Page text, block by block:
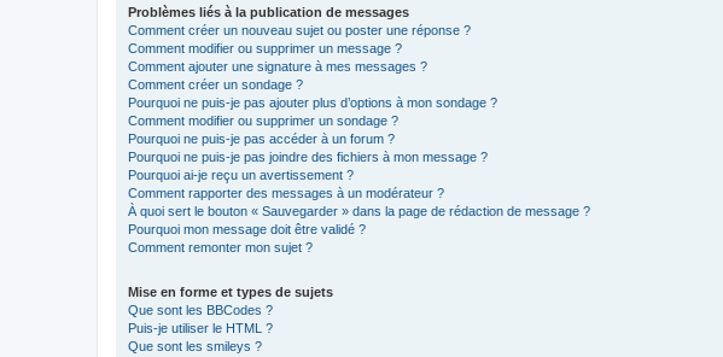
Problèmes liés à la publication de messages
Comment créer un nouveau sujet ou poster une réponse ?
Comment modifier ou supprimer un message ?
Comment ajouter une signature à mes messages ?
Comment créer un sondage ?
Pourquoi ne puis-je pas ajouter plus d’options à mon sondage ?
Comment modifier ou supprimer un sondage ?
Pourquoi ne puis-je pas accéder à un forum ?
Pourquoi ne puis-je pas joindre des fichiers à mon message ?
Pourquoi ai-je reçu un avertissement ?
Comment rapporter des messages à un modérateur ?
À quoi sert le bouton « Sauvegarder » dans la page de rédaction de message ?
Pourquoi mon message doit être validé ?
Comment remonter mon sujet ?
Mise en forme et types de sujets
Que sont les BBCodes ?
Puis-je utiliser le HTML ?
Que sont les smileys ?